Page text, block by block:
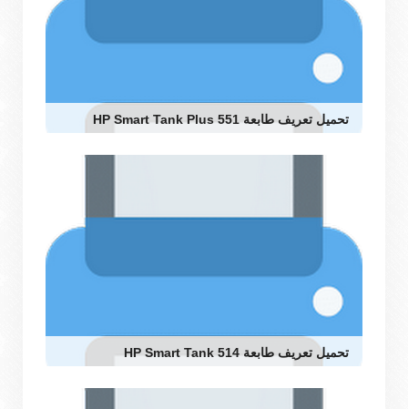
تحميل تعريف طابعة HP Smart Tank Plus 551
تحميل تعريف طابعة HP Smart Tank 514